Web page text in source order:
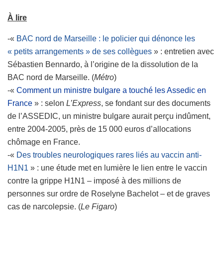
À lire
-« BAC nord de Marseille : le policier qui dénonce les
« petits arrangements » de ses collègues » : entretien avec
Sébastien Bennardo, à l’origine de la dissolution de la
BAC nord de Marseille. (Métro)
-« Comment un ministre bulgare a touché les Assedic en
France » : selon L’Express, se fondant sur des documents
de l’ASSEDIC, un ministre bulgare aurait perçu indûment,
entre 2004-2005, près de 15 000 euros d’allocations
chômage en France.
-« Des troubles neurologiques rares liés au vaccin anti-
H1N1 » : une étude met en lumière le lien entre le vaccin
contre la grippe H1N1 – imposé à des millions de
personnes sur ordre de Roselyne Bachelot – et de graves
cas de narcolepsie. (Le Figaro)